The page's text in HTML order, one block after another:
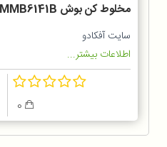
مخلوط کن بوش MMB6141B
سایت آفکادو
اطلاعات بیشتر...